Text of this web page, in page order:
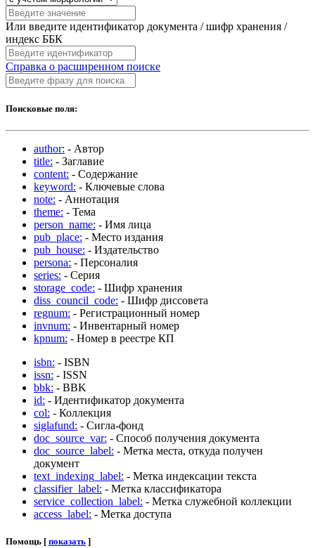
Или введите идентификатор документа / шифр хранения /
индекс ББК
Справка о расширенном поиске
Поисковые поля:
author: - Автор
title: - Заглавие
content: - Содержание
keyword: - Ключевые слова
note: - Аннотация
theme: - Тема
person_name: - Имя лица
pub_place: - Место издания
pub_house: - Издательство
persona: - Персоналия
series: - Серия
storage_code: - Шифр хранения
diss_council_code: - Шифр диссовета
regnum: - Регистрационный номер
invnum: - Инвентарный номер
kpnum: - Номер в реестре КП
isbn: - ISBN
issn: - ISSN
bbk: - BBK
id: - Идентификатор документа
col: - Коллекция
siglafund: - Сигла-фонд
doc_source_var: - Способ получения документа
doc_source_label: - Метка места, откуда получен
документ
text_indexing_label: - Метка индексации текста
classifier_label: - Метка классификатора
service_collection_label: - Метка служебной коллекции
access_label: - Метка доступа
Помощь [ показать ]